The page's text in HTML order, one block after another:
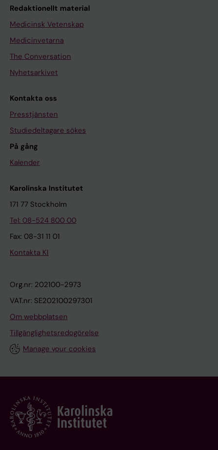
Redaktionellt material
Medicinsk Vetenskap
Medicinvetarna
The Conversation
Nyhetsarkivet
Kontakta oss
Presstjänsten
Studiedeltagare sökes
På gång
Kalender
Karolinska Institutet
171 77 Stockholm
Tel: 08-524 800 00
Fax: 08-31 11 01
Kontakta KI
Org.nr: 202100-2973
VAT.nr: SE202100297301
Om webbplatsen
Tillgänglighetsredogörelse
Manage your cookies